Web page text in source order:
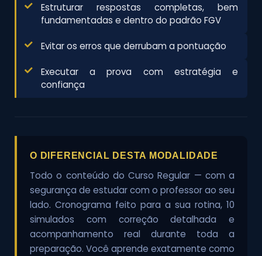
Estruturar respostas completas, bem
fundamentadas e dentro do padrão FGV
Evitar os erros que derrubam a pontuação
Executar a prova com estratégia e
confiança
O DIFERENCIAL DESTA MODALIDADE
Todo o conteúdo do Curso Regular — com a
segurança de estudar com o professor ao seu
lado. Cronograma feito para a sua rotina, 10
simulados com correção detalhada e
acompanhamento real durante toda a
preparação. Você aprende exatamente como